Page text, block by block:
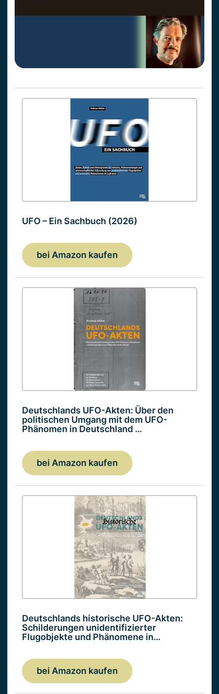
UFO – Ein Sachbuch (2026)
bei Amazon kaufen
Deutschlands UFO-Akten: Über den
politischen Umgang mit dem UFO-
Phänomen in Deutschland …
bei Amazon kaufen
Deutschlands historische UFO-Akten:
Schilderungen unidentifizierter
Flugobjekte und Phänomene in…
bei Amazon kaufen